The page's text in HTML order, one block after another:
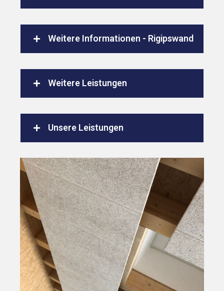
Weitere Informationen - Rigipswand
Weitere Leistungen
Unsere Leistungen